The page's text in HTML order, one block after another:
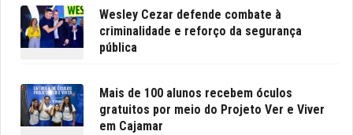
Wesley Cezar defende combate à
criminalidade e reforço da segurança
pública
Mais de 100 alunos recebem óculos
gratuitos por meio do Projeto Ver e Viver
em Cajamar